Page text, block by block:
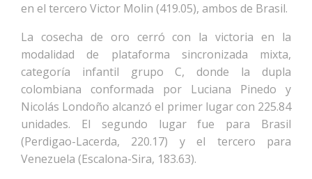
en el tercero Victor Molin (419.05), ambos de Brasil.
La cosecha de oro cerró con la victoria en la
modalidad de plataforma sincronizada mixta,
categoría infantil grupo C, donde la dupla
colombiana conformada por Luciana Pinedo y
Nicolás Londoño alcanzó el primer lugar con 225.84
unidades. El segundo lugar fue para Brasil
(Perdigao-Lacerda, 220.17) y el tercero para
Venezuela (Escalona-Sira, 183.63).